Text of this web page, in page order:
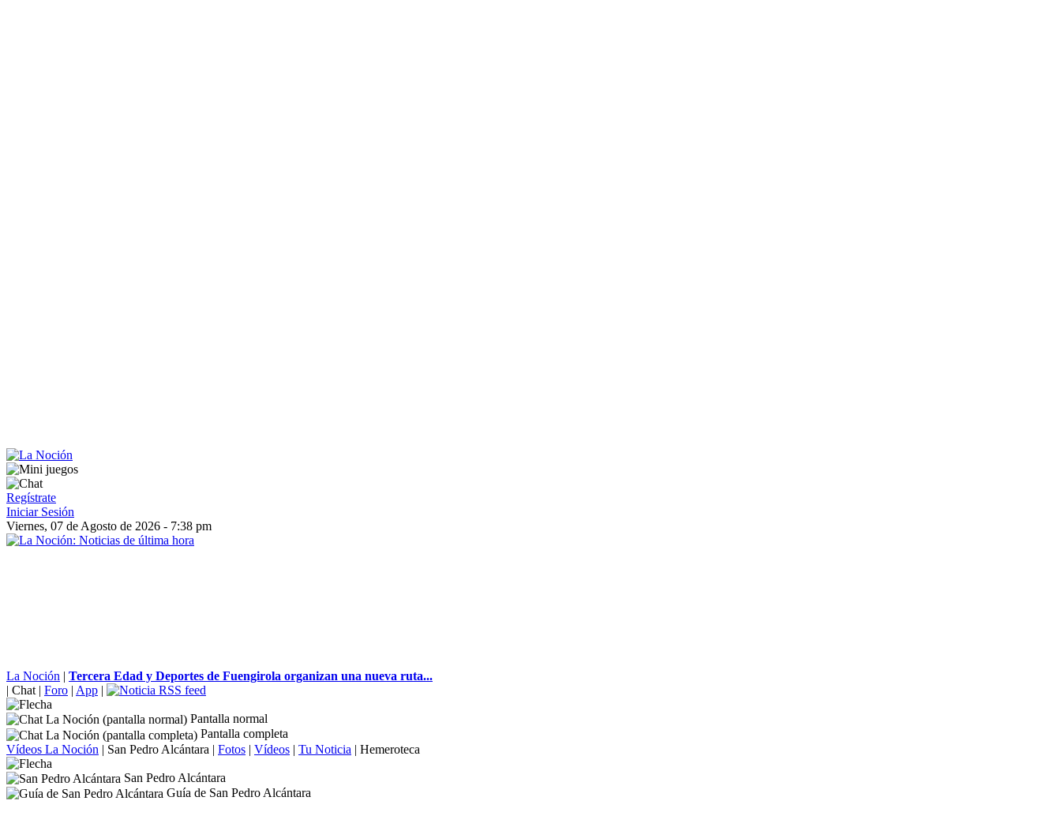
Regístrate
Iniciar Sesión
Viernes, 07 de Agosto de 2026 - 7:38 pm
La Noción | Tercera Edad y Deportes de Fuengirola organizan una nueva ruta...
| Chat | Foro | App |
Pantalla normal
Pantalla completa
Vídeos La Noción | San Pedro Alcántara | Fotos | Vídeos | Tu Noticia | Hemeroteca
San Pedro Alcántara
Guía de San Pedro Alcántara